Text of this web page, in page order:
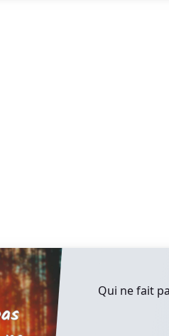
Qui ne fait